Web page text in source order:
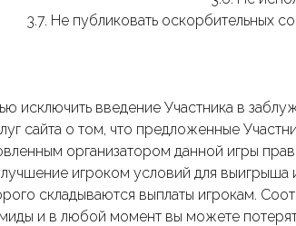
3.7. Не публиковать оскорбительных
исключить введение Участника в
сайта о том, что предложенные
организатором данной игры
игроком условий для выигрыша
складываются выплаты игрокам.
и в любой момент вы можете